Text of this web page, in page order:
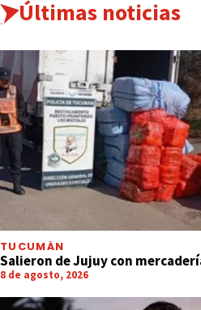
Últimas noticias
TUCUMÁN
Salieron de Jujuy con
8 de agosto, 2026